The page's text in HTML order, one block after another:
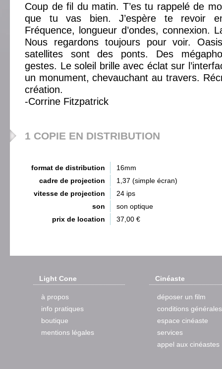
Coup de fil du matin. T’es tu rappelé de
que tu vas bien. J’espère te revoir
Fréquence, longueur d’ondes, connexion.
Nous regardons toujours pour voir.
satellites sont des ponts. Des
gestes. Le soleil brille avec éclat sur
un monument, chevauchant au travers.
création.
-Corrine Fitzpatrick
1 COPIE EN DISTRIBUTION
format de distribution
16mm
cadre de projection
1,37 (simple écran)
vitesse de projection
24 ips
son
son optique
prix de location
37,00 €
Light Cone
à propos
info pratiques
boutique
mentions légales
Cinéaste
déposer un film
conditions générales
espace cinéaste
services
appel aux cinéastes